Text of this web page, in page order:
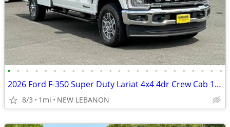
• • • • • • • • • • • • • • • • • • • • • • • •
2026 Ford F-350 Super Duty Lariat 4x4 4dr Crew Cab 179 in. WB SRW
8/3 1mi NEW LEBANON